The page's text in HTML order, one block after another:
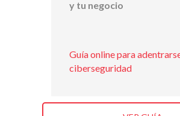
y tu negocio
Guía online para
ciberseguridad